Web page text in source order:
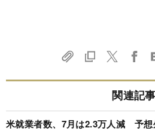
関連記事
米就業者数、7月は2.3万人減 予想